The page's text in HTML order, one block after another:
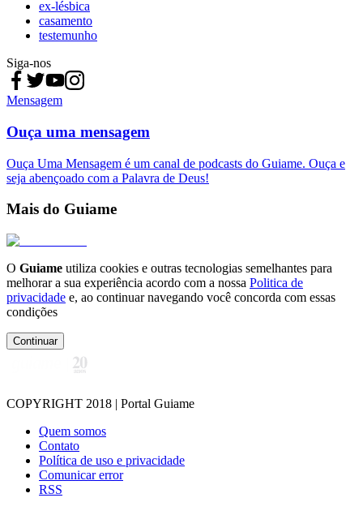
ex-lésbica
casamento
testemunho
Siga-nos
Mensagem
Ouça uma mensagem
Ouça Uma Mensagem é um canal de podcasts do Guiame. Ouça e
seja abençoado com a Palavra de Deus!
Mais do Guiame
O Guiame utiliza cookies e outras tecnologias semelhantes para
melhorar a sua experiência acordo com a nossa Politica de
privacidade e, ao continuar navegando você concorda com essas
condições
Continuar
COPYRIGHT 2018 | Portal Guiame
Quem somos
Contato
Política de uso e privacidade
Comunicar error
RSS